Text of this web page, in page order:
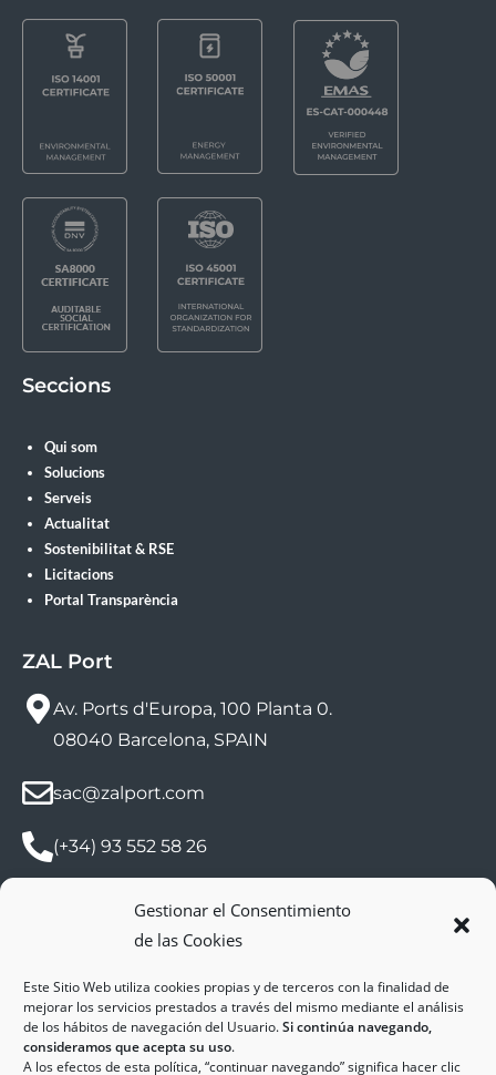
Gestionar el Consentimiento
de las Cookies
Este Sitio Web utiliza cookies propias y de terceros con la finalidad de
mejorar los servicios prestados a través del mismo mediante el análisis
de los hábitos de navegación del Usuario.Si continúa navegando,
consideramos que acepta su uso.
A los efectos de esta política, “continuar navegando” significa hacer clic
Seccions
Qui som
Solucions
Serveis
Actualitat
Sostenibilitat & RSE
Licitacions
Portal Transparència
ZAL Port
Av. Ports d'Europa, 100 Planta 0.
08040 Barcelona, SPAIN
sac@zalport.com
(+34) 93 552 58 26